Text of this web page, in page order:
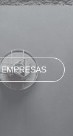
EMPRESAS